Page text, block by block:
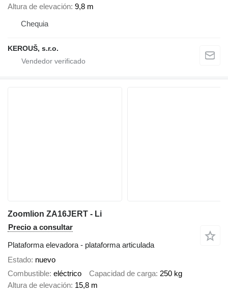
Altura de elevación 9,8 m
Chequia
KEROUŠ, s.r.o.
Zoomlion ZA16JERT - Li
Precio a consultar
Plataforma elevadora - plataforma articulada
Estado nuevo
Combustible eléctrico Capacidad de carga 250 kg
Altura de elevación 15,8 m